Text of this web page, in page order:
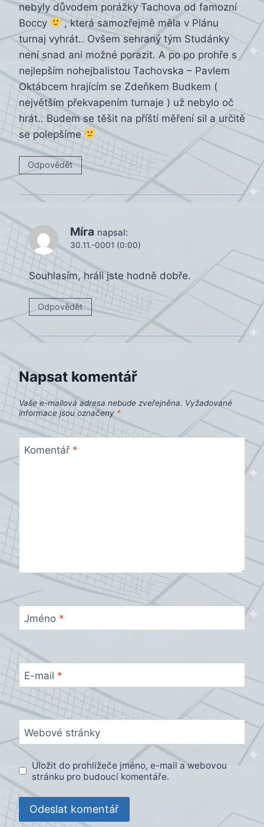
nebyly důvodem porážky Tachova od famozní
Boccy
, která samozřejmě měla v Plánu
turnaj vyhrát.. Ovšem sehraný tým Studánky
není snad ani možné porazit. A po po prohře s
nejlepším nohejbalistou Tachovska – Pavlem
Oktábcem hrajícím se Zdeňkem Budkem (
největším překvapením turnaje ) už nebylo oč
hrát.. Budem se těšit na příští měření sil a určitě
se polepšíme
Odpovědět
Míra napsal:
30.11.-0001 (0:00)
Souhlasím, hráli jste hodně dobře.
Odpovědět
Napsat komentář
Vaše e-mailová adresa nebude zveřejněna. Vyžadované
informace jsou označeny *
Komentář *
Jméno *
E-mail *
Webové stránky
Uložit do prohlížeče jméno, e-mail a webovou
stránku pro budoucí komentáře.